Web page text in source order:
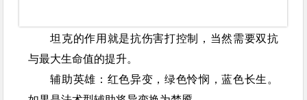
坦克的作用就是抗伤害打控制，当然需要双抗
与最大生命值的提升。
辅助英雄：红色异变，绿色怜悯，蓝色长生。